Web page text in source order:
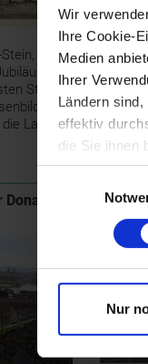
Wir
Ihre Cookie-
Medien
Ihrer
Ländern
effektiv
die Sie ihnen
Nur
die
Städte
Lage
St.